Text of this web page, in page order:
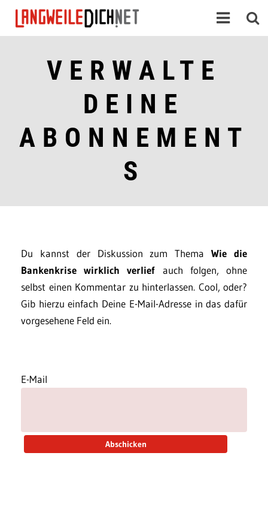
VERWALTE
DEINE
ABONNEMENT
S
Du kannst der Diskussion zum ThemaWie die
Bankenkrise wirklich verlief auch folgen, ohne
selbst einen Kommentar zu hinterlassen. Cool, oder?
Gib hierzu einfach Deine E-Mail-Adresse in das dafür
vorgesehene Feld ein.
E-Mail